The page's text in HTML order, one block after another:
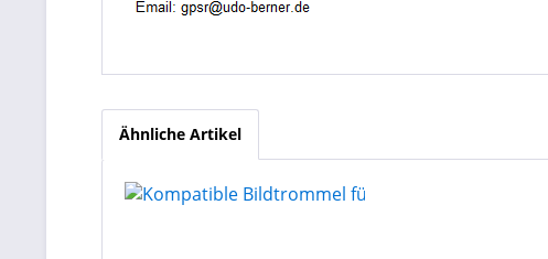
Ähnliche Artikel